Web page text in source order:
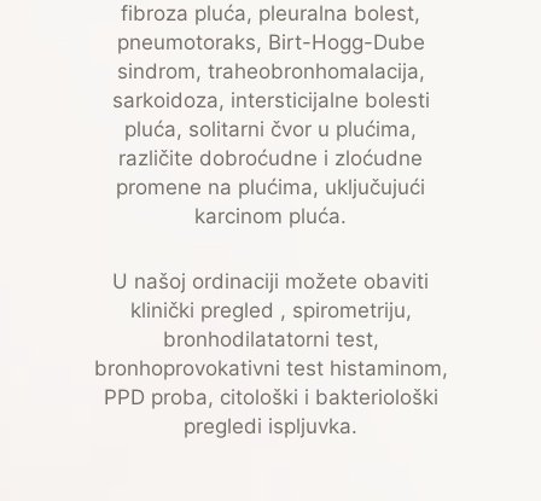
fibroza pluća, pleuralna bolest,
pneumotoraks, Birt-Hogg-Dube
sindrom, traheobronhomalacija,
sarkoidoza, intersticijalne bolesti
pluća, solitarni čvor u plućima,
različite dobroćudne i zloćudne
promene na plućima, uključujući
karcinom pluća.
U našoj ordinaciji možete obaviti
klinički pregled , spirometriju,
bronhodilatatorni test,
bronhoprovokativni test histaminom,
PPD proba, citološki i bakteriološki
pregledi ispljuvka.